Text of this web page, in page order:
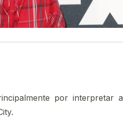
por interpretar a